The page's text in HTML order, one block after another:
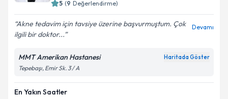
5 (9 Değerlendirme)
Akne tedavim için tavsiye üzerine başvurmuştum. Çok
ilgili bir doktor...
Devamı
MMT Amerikan Hastanesi Haritada Göster
Tepebaşı, Emir Sk. 3 / A
En Yakın Saatler